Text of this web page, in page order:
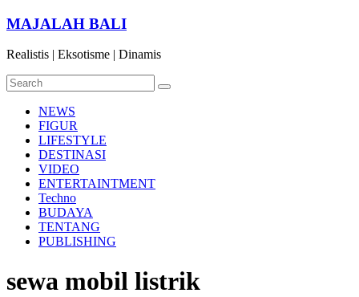
MAJALAH BALI
Realistis | Eksotisme | Dinamis
NEWS
FIGUR
LIFESTYLE
DESTINASI
VIDEO
ENTERTAINTMENT
Techno
BUDAYA
TENTANG
PUBLISHING
sewa mobil listrik